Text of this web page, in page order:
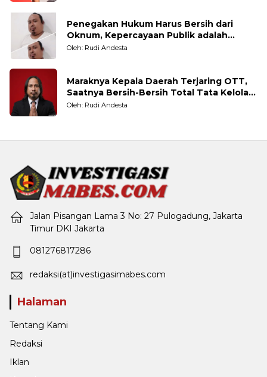
Penegakan Hukum Harus Bersih dari
Oknum, Kepercayaan Publik adalah
Taruhannya
Oleh: Rudi Andesta
Maraknya Kepala Daerah Terjaring OTT,
Saatnya Bersih-Bersih Total Tata Kelola
Pemerintahan
Oleh: Rudi Andesta
Jalan Pisangan Lama 3 No: 27 Pulogadung, Jakarta
Timur DKI Jakarta
081276817286
redaksi(at)investigasimabes.com
Halaman
Tentang Kami
Redaksi
Iklan